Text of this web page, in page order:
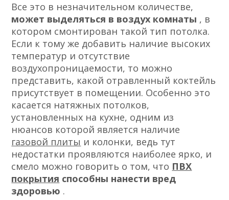
Все это в незначительном количестве,
может выделяться в воздух комнаты , в
котором смонтирован такой тип потолка.
Если к тому же добавить наличие высоких
температур и отсутствие
воздухопроницаемости, то можно
представить, какой отравленный коктейль
присутствует в помещении. Особенно это
касается натяжных потолков,
установленных на кухне, одним из
нюансов которой является наличие
газовой плиты и колонки, ведь тут
недостатки проявляются наиболее ярко, и
смело можно говорить о том, что ПВХ
покрытия способны нанести вред
здоровью .